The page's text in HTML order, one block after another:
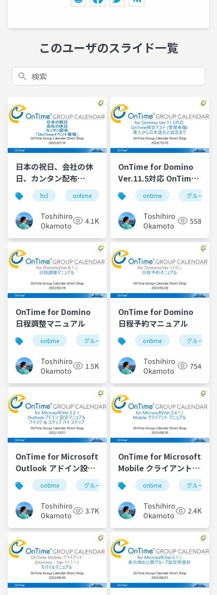
このユーザのスライド一覧
検索
日本の祝日、会社の休
日、カンタン配布
「OnTimeイベント管
理」 第76回のの会登
壇資料 2025年7月10
日(木)
hcl ontime 組織スケジュール 組織カレ
Toshihiro
Okamoto
4.1K
OnTime for Domino
Ver.11.5対応 OnTime
検定テスト (管理者編)
導入から日本語化と設
定まで
ontime グループ
Toshihiro
Okamoto
558
OnTime for Domino
日程調整マニュアル
ontime グループカレンダー 組織カレンダー
Toshihiro
Okamoto
1.5K
OnTime for Domino
日程予約マニュアル
ontime グループ
Toshihiro
Okamoto
754
OnTime for Microsoft
Outlook アドイン設定
マニュアル
ontime グループカレンダー 組織カレンダー
Toshihiro
Okamoto
3.7K
OnTime for Microsoft
Mobile クライアントマ
ニュアルontime グループ
Toshihiro
Okamoto
2.4K